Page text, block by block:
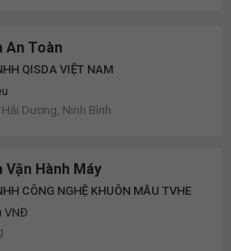
An Toàn
QISDA VIỆT NAM
Dương, Ninh Bình
Vận Hành Máy
CÔNG NGHỆ KHUÔN MẪU TVHE
VNĐ